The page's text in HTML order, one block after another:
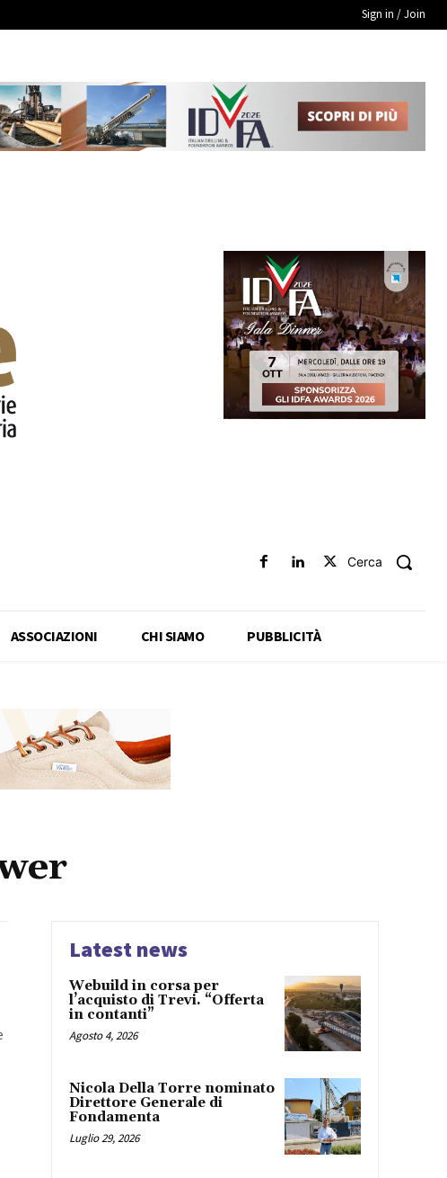
Sign in / Join
Cerca
ASSOCIAZIONI CHI SIAMO PUBBLICITÀ
Latest news
Webuild in corsa per
l’acquisto di Trevi. “Offerta
in contanti”
Agosto 4, 2026
Nicola Della Torre nominato
Direttore Generale di
Fondamenta
Luglio 29, 2026